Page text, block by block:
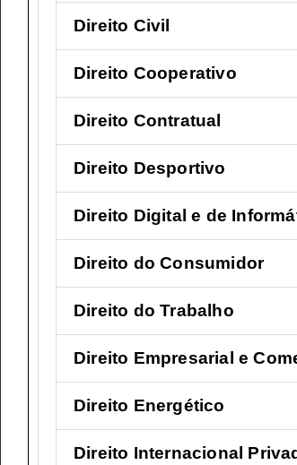
Direito Civil
Direito Cooperativo
Direito Contratual
Direito Desportivo
Direito Digital e de
Direito do Consumidor
Direito do Trabalho
Direito Empresarial e
Direito Energético
Direito Internacional